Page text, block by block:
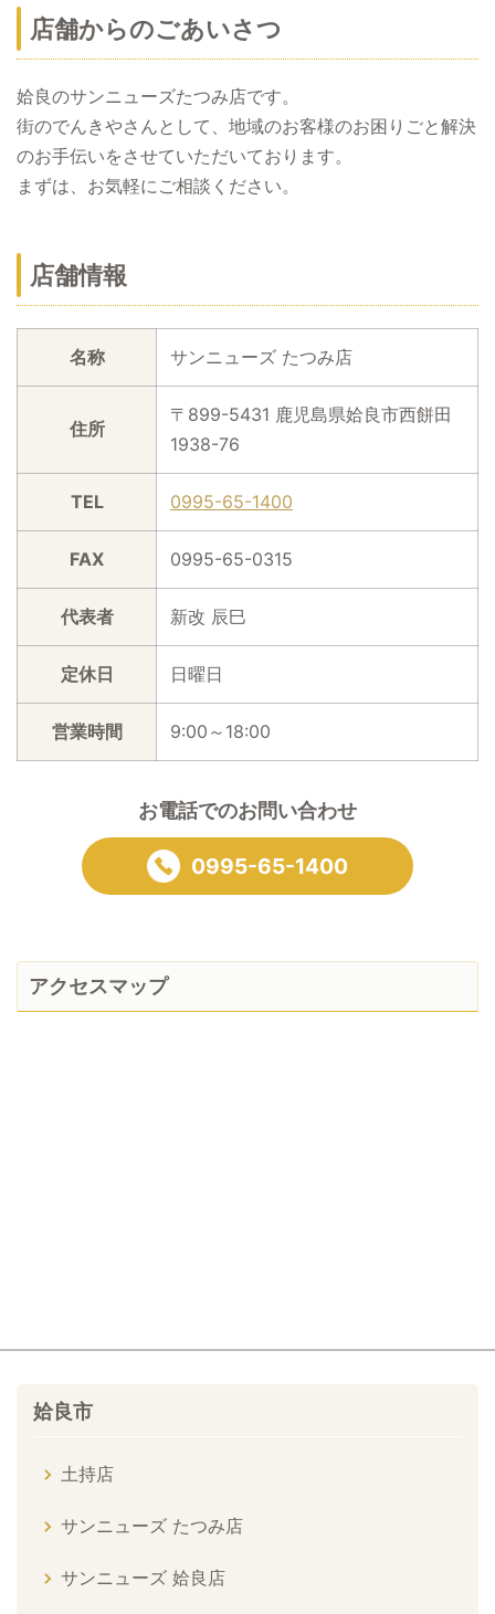
店舗からのごあいさつ
姶良のサンニューズたつみ店です。
街のでんきやさんとして、地域のお客様のお困りごと解決
のお手伝いをさせていただいております。
まずは、お気軽にご相談ください。
店舗情報
名称 サンニューズ たつみ店
住所
〒899-5431 鹿児島県姶良市西餅田
1938-76
TEL 0995-65-1400
FAX 0995-65-0315
代表者 新改 辰巳
定休日 日曜日
営業時間 9:00～18:00
お電話でのお問い合わせ
0995-65-1400
アクセスマップ
姶良市
土持店
サンニューズ たつみ店
サンニューズ 姶良店